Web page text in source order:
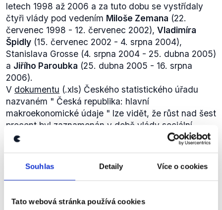
Souhlas Detaily Více o cookies
Tato webová stránka používá cookies
letech 1998 až 2006 a za tuto dobu se vystřídaly
čtyři vlády pod vedením Miloše Zemana (22.
červenec 1998 - 12. červenec 2002), Vladimíra
Špidly (15. červenec 2002 - 4. srpna 2004),
Stanislava Grosse (4. srpna 2004 - 25. dubna 2005)
a Jiřího Paroubka (25. dubna 2005 - 16. srpna
2006).
V dokumentu (.xls) Českého statistického úřadu
nazvaném " Česká republika: hlavní
makroekonomické údaje " lze vidět, že růst nad šest
procent byl zaznamenán v době vlády sociální
demokracie v letech 2005 (6,8%) a 2006 (7%).
Ačkoliv tedy za vlády sociální demokracie lze
zaznamenat šestiprocentnní hospodářský růst,
tohoto důvodu je výrok označen jako zavádějící.
(rozpočtových opatření, pozn.) je